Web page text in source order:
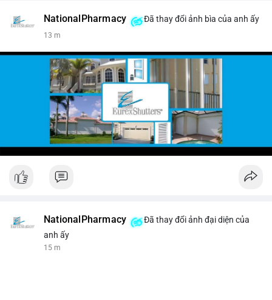
NationalPharmacy Đã thay đổi ảnh bìa của anh ấy
13 m
NationalPharmacy
Đã thay đổi ảnh đại diện của
anh ấy
15 m